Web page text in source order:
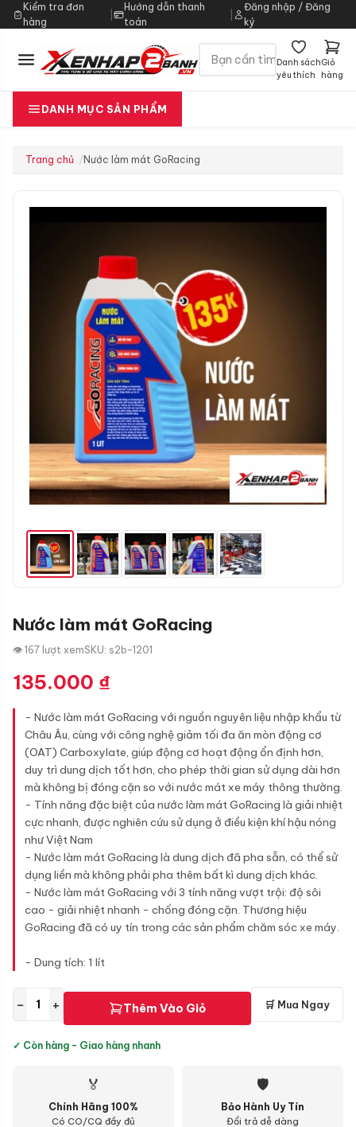
Kiểm tra đơn
hàng
|
Hướng dẫn thanh
toán
Đăng nhập / Đăng
ký
Danh sách
yêu thích
Giỏ
hàng
DANH MỤC SẢN PHẨM
Trang chủ Nước làm mát GoRacing
Nước làm mát GoRacing
👁 167 lượt xemSKU: s2b-1201
135.000 ₫
- Nước làm mát GoRacing với nguồn nguyên liệu nhập khẩu từ
Châu Âu, cùng với công nghệ giảm tối đa ăn mòn động cơ
(OAT) Carboxylate, giúp động cơ hoạt động ổn định hơn,
duy trì dung dịch tốt hơn, cho phép thời gian sử dụng dài hơn
mà không bị đóng cặn so với nước mát xe máy thông thường.
- Tính năng đặc biệt của nước làm mát GoRacing là giải nhiệt
cực nhanh, được nghiên cứu sử dụng ở điều kiện khí hậu nóng
như Việt Nam
- Nước làm mát GoRacing là dung dịch đã pha sẵn, có thể sử
dụng liền mà không phải pha thêm bất kì dung dịch khác.
- Nước làm mát GoRacing với 3 tính năng vượt trội: độ sôi
cao - giải nhiệt nhanh - chống đóng cặn. Thương hiệu
GoRacing đã có uy tín trong các sản phẩm chăm sóc xe máy.
- Dung tích: 1 lít
− + Thêm Vào Giỏ 🛒 Mua Ngay
✓ Còn hàng - Giao hàng nhanh
🏅
Chính Hãng 100%
Có CO/CQ đầy đủ
🛡
Bảo Hành Uy Tín
Đổi trả dễ dàng